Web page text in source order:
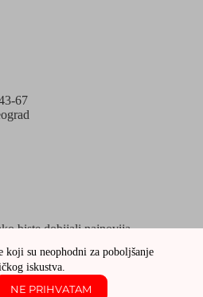
koji su neophodni za poboljšanje
iskustva.
NE PRIHVATAM
67
biste dobijali najnovija